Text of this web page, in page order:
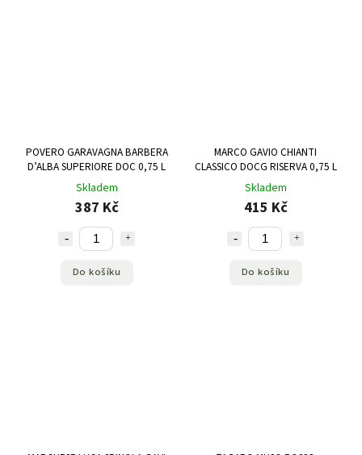
POVERO GARAVAGNA BARBERA
D’ALBA SUPERIORE DOC 0,75 L
Skladem
387 Kč
Do košíku
MARCO GAVIO CHIANTI
CLASSICO DOCG RISERVA 0,75 L
Skladem
415 Kč
Do košíku